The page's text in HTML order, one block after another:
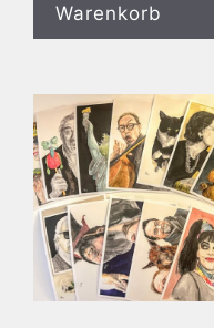
Warenkorb